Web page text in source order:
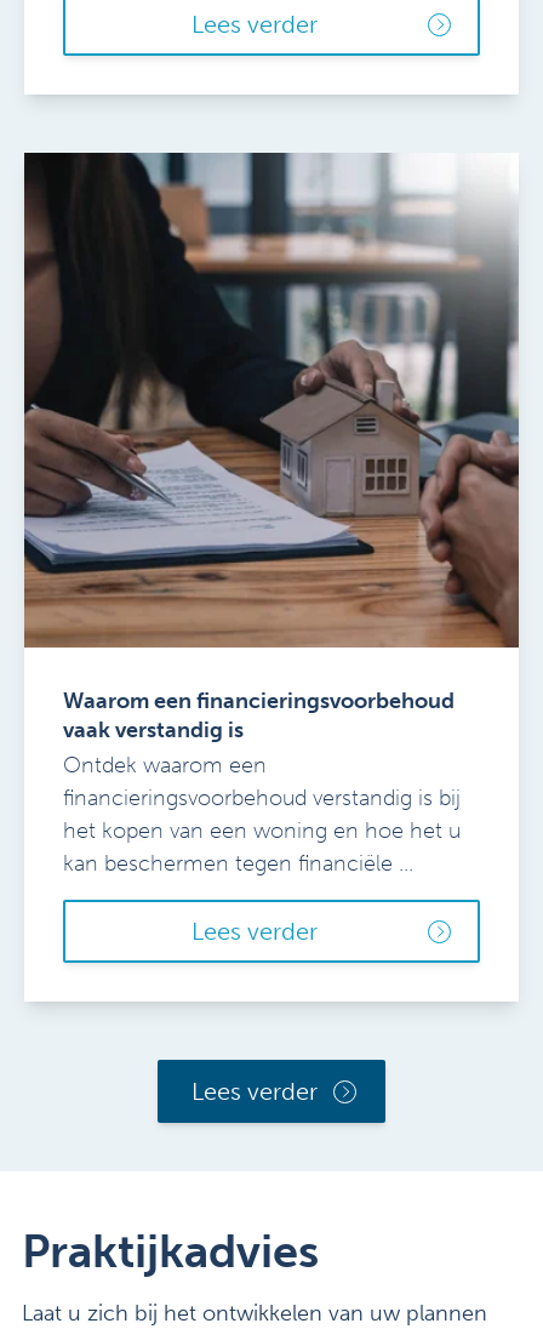
Lees verder
Waarom een financieringsvoorbehoud
vaak verstandig is
Ontdek waarom een
financieringsvoorbehoud verstandig is bij
het kopen van een woning en hoe het u
kan beschermen tegen financiële ...
Lees verder
Lees verder
Praktijkadvies
Laat u zich bij het ontwikkelen van uw plannen